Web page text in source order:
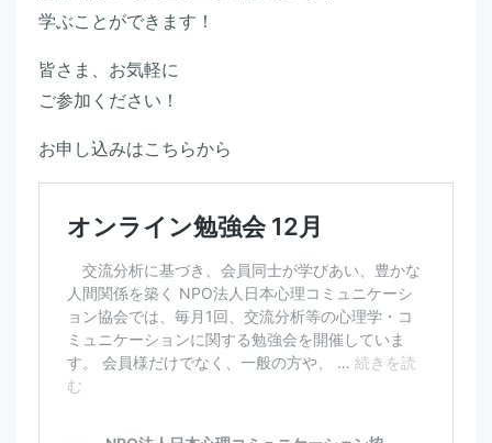
学ぶことができます！
皆さま、お気軽に
ご参加ください！
お申し込みはこちらから